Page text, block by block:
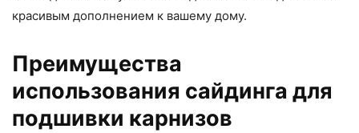
красивым дополнением к вашему дому.
Преимущества
использования сайдинга для
подшивки карнизов